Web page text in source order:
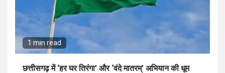
1 min read
छत्तीसगढ़ में ‘हर घर तिरंगा’ और ‘वंदे मातरम्’ अभियान की धूम